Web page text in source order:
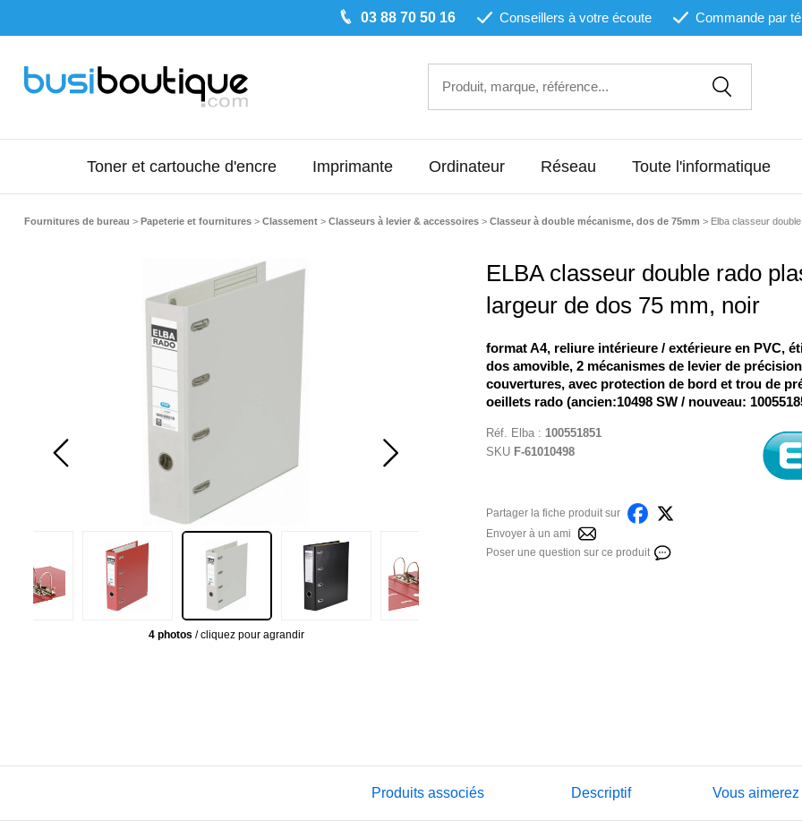
03 88 70 50 16 Conseillers à votre écoute Commande par
Toner et cartouche d'encre Imprimante Ordinateur Réseau Toute l'informatique
Fournitures de bureau > Papeterie et fournitures > Classement > Classeurs à levier & accessoires > Classeur à double mécanisme, dos de 75mm > Elba classeur
4 photos / cliquez pour agrandir
ELBA classeur double rado
largeur de dos 75 mm, noir
format A4, reliure intérieure / extérieure en PVC,
dos amovible, 2 mécanismes de levier de
couvertures, avec protection de bord et trou de
oeillets rado (ancien:10498 SW / nouveau:
Réf. Elba: 100551851
SKU F-61010498
Partager la fiche produit sur
Envoyer à un ami
Poser une question sur ce produit
Produits associés Descriptif Vous